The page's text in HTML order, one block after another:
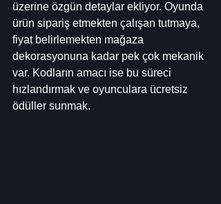
üzerine özgün detaylar ekliyor. Oyunda
ürün sipariş etmekten çalışan tutmaya,
fiyat belirlemekten mağaza
dekorasyonuna kadar pek çok mekanik
var. Kodların amacı ise bu süreci
hızlandırmak ve oyunculara ücretsiz
ödüller sunmak.